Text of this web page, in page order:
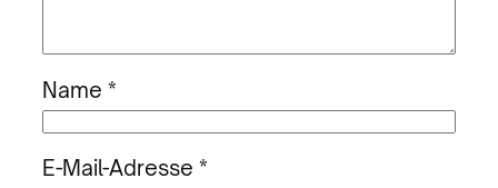
Name *
E-Mail-Adresse *